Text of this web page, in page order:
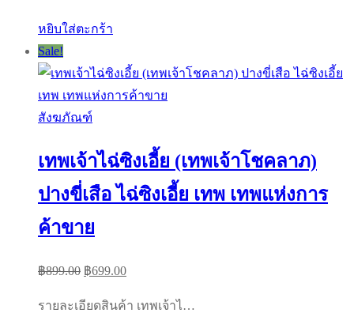
was:
฿65.00.
is:
หยิบใส่ตะกร้า
Sale!
สังฆภัณฑ์
เทพเจ้าไฉ่ซิงเอี้ย (เทพเจ้าโชคลาภ)
ปางขี่เสือ ไฉ่ซิงเอี้ย เทพ เทพแห่งการ
ค้าขาย
฿899.00 Original
was:
฿699.00Current
is:
รายละเอียดสินค้า เทพเจ้าไ…